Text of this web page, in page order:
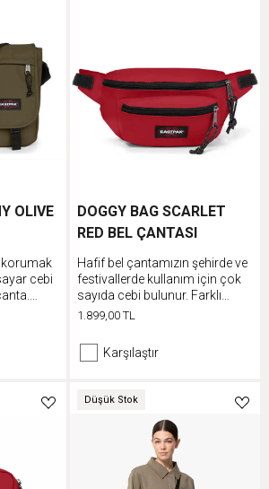
OLIVE
korumak
cebi
DOGGY BAG SCARLET
RED BEL ÇANTASI
Hafif bel çantamızın şehirde ve
festivallerde kullanım için çok
sayıda cebi bulunur. Farklı
şekillerde kullanabilmek için bel
gündelik eşyalarını çok sayıda
bölmesine yerleştir.
1.899,00 TL
Karşılaştır
Düşük Stok